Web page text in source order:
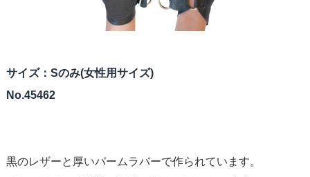
サイズ：Sのみ(女性用サイズ)
No.45462
黒のレザーと厚いパームラバーで作られています。